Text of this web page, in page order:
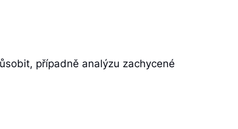
případně analýzu zachycené